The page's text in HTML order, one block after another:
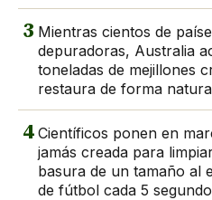
3 Mientras cientos de
depuradoras, Australia
toneladas de mejillones
restaura de forma
4 Científicos ponen en
jamás creada para
basura de un tamaño al
de fútbol cada 5